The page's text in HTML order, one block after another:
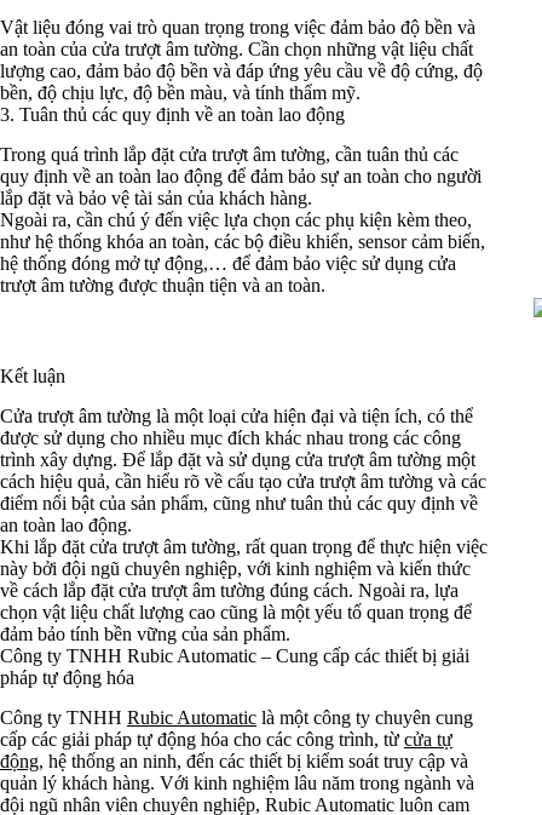
Vật liệu đóng vai trò quan trọng trong việc đảm bảo độ bền và
an toàn của cửa trượt âm tường. Cần chọn những vật liệu chất
lượng cao, đảm bảo độ bền và đáp ứng yêu cầu về độ cứng, độ
bền, độ chịu lực, độ bền màu, và tính thẩm mỹ.
3. Tuân thủ các quy định về an toàn lao động
Trong quá trình lắp đặt cửa trượt âm tường, cần tuân thủ các
quy định về an toàn lao động để đảm bảo sự an toàn cho người
lắp đặt và bảo vệ tài sản của khách hàng.
Ngoài ra, cần chú ý đến việc lựa chọn các phụ kiện kèm theo,
như hệ thống khóa an toàn, các bộ điều khiển, sensor cảm biến,
hệ thống đóng mở tự động,… để đảm bảo việc sử dụng cửa
trượt âm tường được thuận tiện và an toàn.
Kết luận
Cửa trượt âm tường là một loại cửa hiện đại và tiện ích, có thể
được sử dụng cho nhiều mục đích khác nhau trong các công
trình xây dựng. Để lắp đặt và sử dụng cửa trượt âm tường một
cách hiệu quả, cần hiểu rõ về cấu tạo cửa trượt âm tường và các
điểm nổi bật của sản phẩm, cũng như tuân thủ các quy định về
an toàn lao động.
Khi lắp đặt cửa trượt âm tường, rất quan trọng để thực hiện việc
này bởi đội ngũ chuyên nghiệp, với kinh nghiệm và kiến thức
về cách lắp đặt cửa trượt âm tường đúng cách. Ngoài ra, lựa
chọn vật liệu chất lượng cao cũng là một yếu tố quan trọng để
đảm bảo tính bền vững của sản phẩm.
Công ty TNHH Rubic Automatic – Cung cấp các thiết bị giải
pháp tự động hóa
Công ty TNHH Rubic Automatic là một công ty chuyên cung
cấp các giải pháp tự động hóa cho các công trình, từ cửa tự
động, hệ thống an ninh, đến các thiết bị kiểm soát truy cập và
quản lý khách hàng. Với kinh nghiệm lâu năm trong ngành và
đội ngũ nhân viên chuyên nghiệp, Rubic Automatic luôn cam